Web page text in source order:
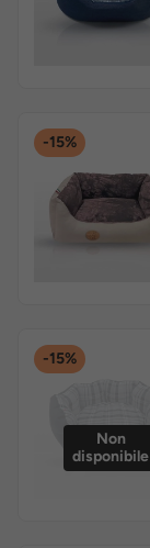
-15%
-15%
Non
disponibile